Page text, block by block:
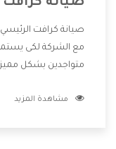
صيانة كرافت
صيانة كرافت
مع الشركة لكى
متواجدين بشكل
الشركة بها والتى
مشاهدة المزيد